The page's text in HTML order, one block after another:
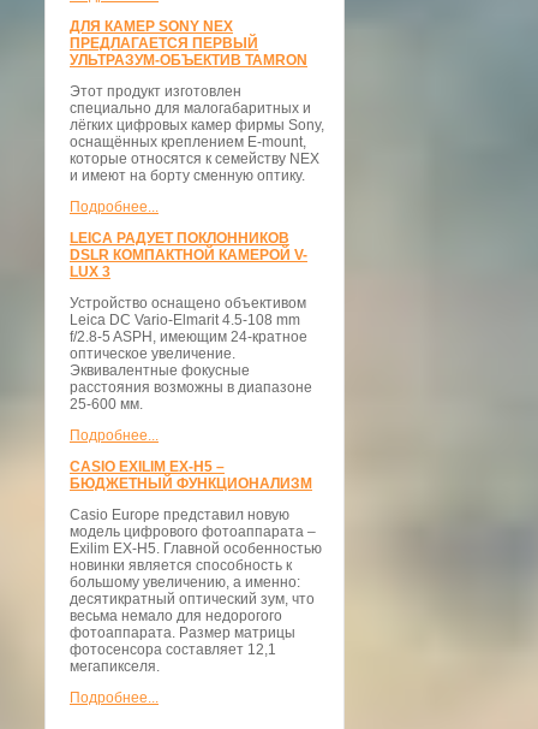
ДЛЯ КАМЕР SONY NEX
ПРЕДЛАГАЕТСЯ ПЕРВЫЙ
УЛЬТРАЗУМ-ОБЪЕКТИВ TAMRON
Этот продукт изготовлен
специально для малогабаритных и
лёгких цифровых камер фирмы Sony,
оснащённых креплением E-mount,
которые относятся к семейству NEX
и имеют на борту сменную оптику.
Подробнее...
LEICA РАДУЕТ ПОКЛОННИКОВ
DSLR КОМПАКТНОЙ КАМЕРОЙ V-
LUX 3
Устройство оснащено объективом
Leica DC Vario-Elmarit 4.5-108 mm
f/2.8-5 ASPH, имеющим 24-кратное
оптическое увеличение.
Эквивалентные фокусные
расстояния возможны в диапазоне
25-600 мм.
Подробнее...
CASIO EXILIM EX-H5 –
БЮДЖЕТНЫЙ ФУНКЦИОНАЛИЗМ
Casio Europe представил новую
модель цифрового фотоаппарата –
Exilim EX-H5. Главной особенностью
новинки является способность к
большому увеличению, а именно:
десятикратный оптический зум, что
весьма немало для недорогого
фотоаппарата. Размер матрицы
фотосенсора составляет 12,1
мегапикселя.
Подробнее...